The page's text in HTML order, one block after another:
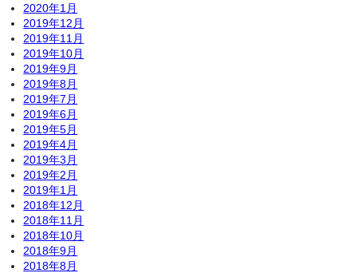
2020年1月
2019年12月
2019年11月
2019年10月
2019年9月
2019年8月
2019年7月
2019年6月
2019年5月
2019年4月
2019年3月
2019年2月
2019年1月
2018年12月
2018年11月
2018年10月
2018年9月
2018年8月